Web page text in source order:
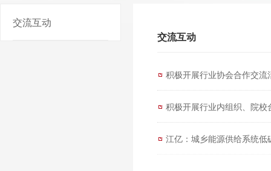
交流互动
交流互动
积极开展行业协会合作交
积极开展行业内组织、院校
江亿：城乡能源供给系统低